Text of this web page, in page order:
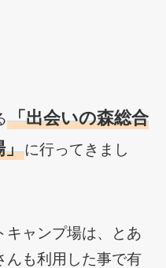
「出会いの森総合
」に行ってきまし
キャンプ場は、とあ
んも利用した事で有